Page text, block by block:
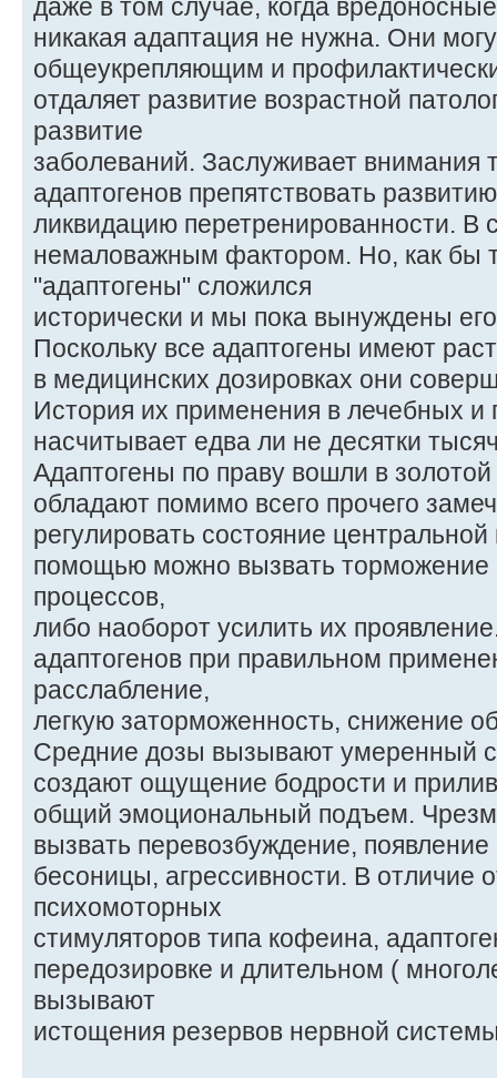
даже в том случае, когда
никакая адаптация не нужна. Они
общеукрепляющим и
отдаляет развитие возрастной
развитие
заболеваний. Заслуживает внимания
адаптогенов препятствовать
ликвидацию перетренированности. В
немаловажным фактором. Но, как бы
"адаптогены" сложился
исторически и мы пока вынуждены
Поскольку все адаптогены имеют
в медицинских дозировках они
История их применения в лечебных и
насчитывает едва ли не десятки
Адаптогены по праву вошли в
обладают помимо всего прочего
регулировать состояние
помощью можно вызвать торможение
процессов,
либо наоборот усилить их
адаптогенов при правильном
расслабление,
легкую заторможенность, снижение
Средние дозы вызывают умеренный
создают ощущение бодрости и
общий эмоциональный подъем.
вызвать перевозбуждение,
бесоницы, агрессивности. В отличие
психомоторных
стимуляторов типа кофеина,
передозировке и длительном (
вызывают
истощения резервов нервной